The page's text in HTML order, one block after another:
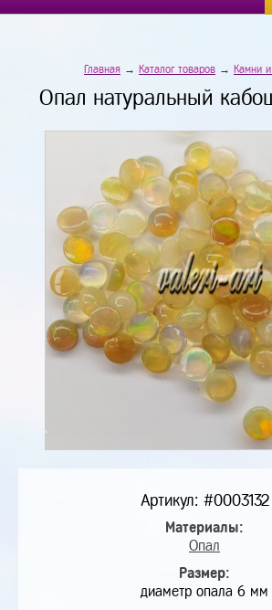
Главная → Каталог товаров → Камни
Опал натуральный
Артикул: #0003132
Материалы:
Опал
Размер:
диаметр опала 6 мм